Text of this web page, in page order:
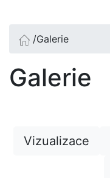
/Galerie
Galerie
Vizualizace